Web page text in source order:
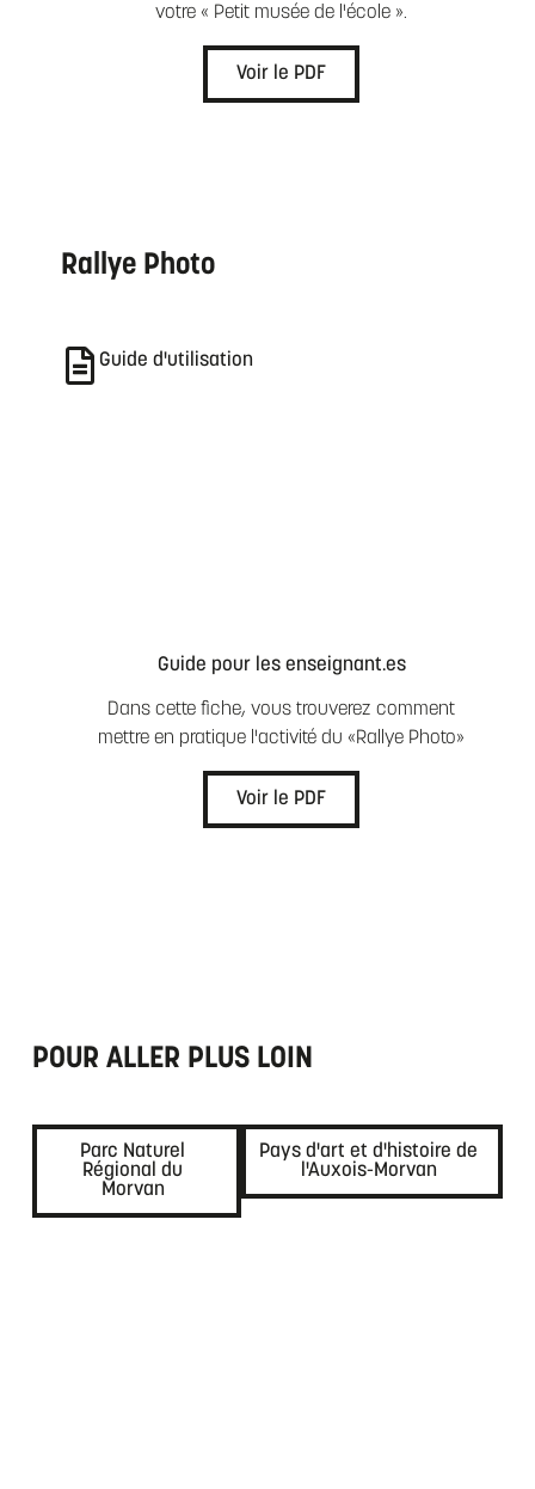
votre « Petit musée de l'école ».
Voir le PDF
Rallye Photo
Guide d'utilisation
Guide pour les enseignant.es
Dans cette fiche, vous trouverez comment
mettre en pratique l'activité du «Rallye Photo»
Voir le PDF
POUR ALLER PLUS LOIN
Parc Naturel
Régional du
Morvan
Pays d'art et d'histoire de
l'Auxois-Morvan